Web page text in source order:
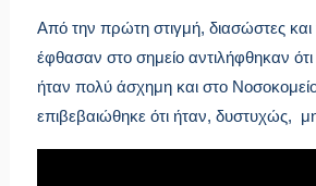
Από την πρώτη στιγμή, διασώστες
έφθασαν στο σημείο αντιλήφθηκαν
ήταν πολύ άσχημη και στο
επιβεβαιώθηκε ότι ήταν, δυστυχώς,